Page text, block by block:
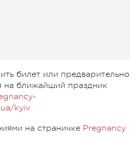
билет или предварительно
на ближайший праздник
kyiv
на страничке Pregnancy